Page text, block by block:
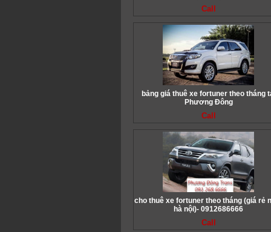
Call
bảng giá thuê xe fortuner theo tháng
Phương Đông
Call
cho thuê xe fortuner theo tháng (giá rẻ
hà nội)- 0912686666
Call